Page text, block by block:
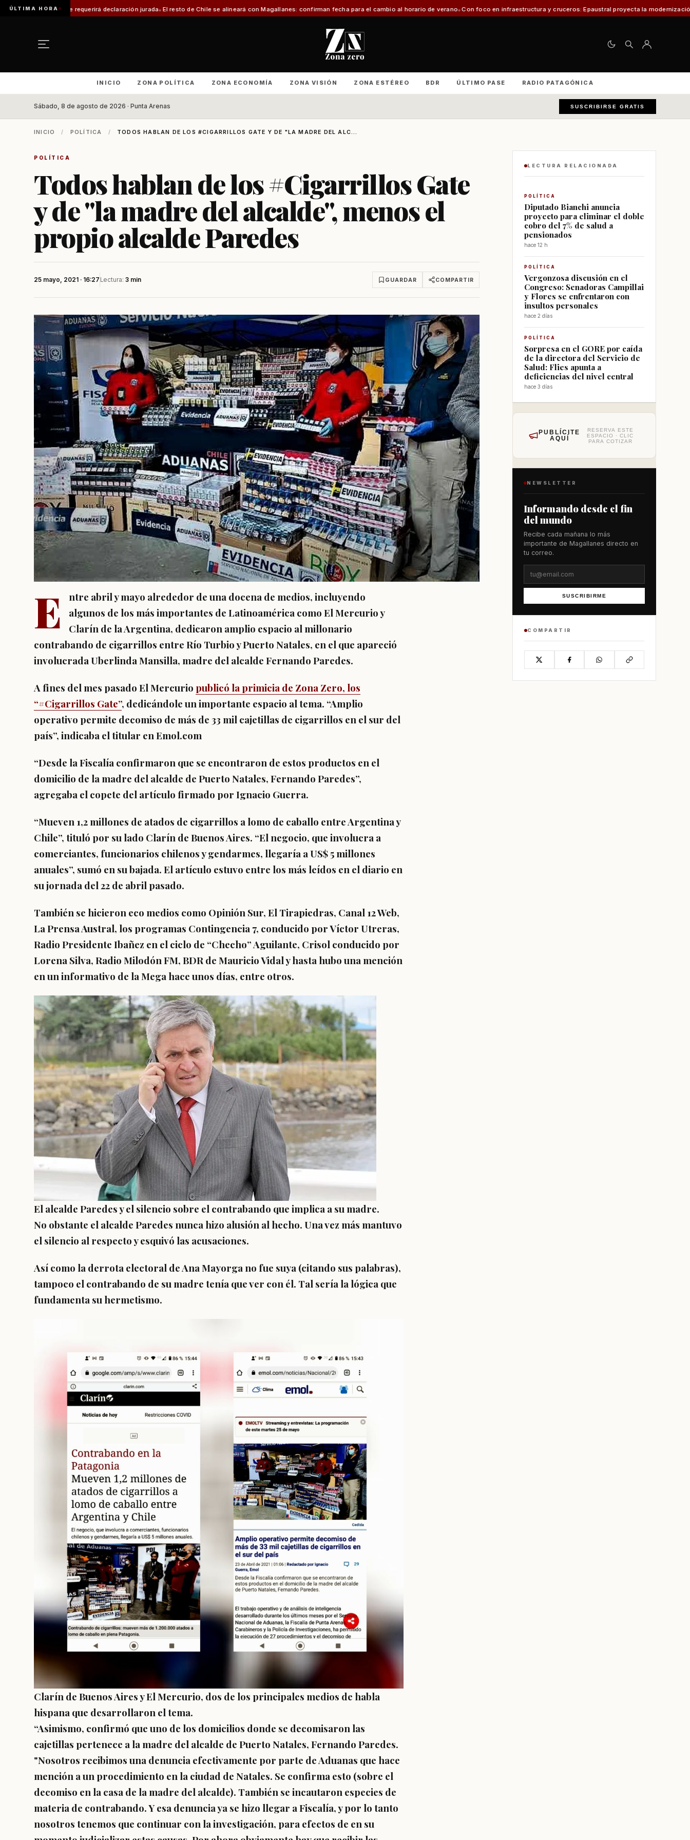
ÚLTIMA HORA
declaración jurada El resto de Chile se alineará con Magallanes: confirman fecha para el cambio al horario de verano Con foco en infraestructura y cruceros: Epaustral proyecta la modernización portuaria para el
INICIO ZONA POLÍTICA ZONA ECONOMÍA ZONA VISIÓN ZONA ESTÉREO BDR ÚLTIMO PASE RADIO PATAGÓNICA
Sábado, 8 de agosto de 2026 · Punta Arenas SUSCRIBIRSE GRATIS
INICIO / POLÍTICA / TODOS HABLAN DE LOS #CIGARRILLOS GATE Y DE "LA MADRE DEL ALC...
POLÍTICA
Todos hablan de los #Cigarrillos Gate
y de "la madre del alcalde", menos el
propio alcalde Paredes
25 mayo, 2021 · 16:27 Lectura: 3 min GUARDAR COMPARTIR
E
ntre abril y mayo alrededor de una docena de medios, incluyendo
algunos de los más importantes de Latinoamérica como El Mercurio y
Clarín de la Argentina, dedicaron amplio espacio al millonario
contrabando de cigarrillos entre Río Turbio y Puerto Natales, en el que apareció
involucrada Uberlinda Mansilla, madre del alcalde Fernando Paredes.
A fines del mes pasado El Mercurio publicó la primicia de Zona Zero, los
“#Cigarrillos Gate”, dedicándole un importante espacio al tema. “Amplio
operativo permite decomiso de más de 33 mil cajetillas de cigarrillos en el sur del
país”, indicaba el titular en Emol.com
“Desde la Fiscalía confirmaron que se encontraron de estos productos en el
domicilio de la madre del alcalde de Puerto Natales, Fernando Paredes”,
agregaba el copete del artículo firmado por Ignacio Guerra.
“Mueven 1,2 millones de atados de cigarrillos a lomo de caballo entre Argentina y
Chile”, tituló por su lado Clarín de Buenos Aires. “El negocio, que involucra a
comerciantes, funcionarios chilenos y gendarmes, llegaría a US$ 5 millones
anuales”, sumó en su bajada. El artículo estuvo entre los más leídos en el diario en
su jornada del 22 de abril pasado.
También se hicieron eco medios como Opinión Sur, El Tirapiedras, Canal 12 Web,
La Prensa Austral, los programas Contingencia 7, conducido por Víctor Utreras,
Radio Presidente Ibañez en el ciclo de “Checho” Aguilante, Crisol conducido por
Lorena Silva, Radio Milodón FM, BDR de Mauricio Vidal y hasta hubo una mención
en un informativo de la Mega hace unos días, entre otros.
El alcalde Paredes y el silencio sobre el contrabando que implica a su madre.
No obstante el alcalde Paredes nunca hizo alusión al hecho. Una vez más mantuvo
el silencio al respecto y esquivó las acusaciones.
Así como la derrota electoral de Ana Mayorga no fue suya (citando sus palabras),
tampoco el contrabando de su madre tenía que ver con él. Tal sería la lógica que
fundamenta su hermetismo.
Clarín de Buenos Aires y El Mercurio, dos de los principales medios de habla
hispana que desarrollaron el tema.
“Asimismo, confirmó que uno de los domicilios donde se decomisaron las
cajetillas pertenece a la madre del alcalde de Puerto Natales, Fernando Paredes.
"Nosotros recibimos una denuncia efectivamente por parte de Aduanas que hace
mención a un procedimiento en la ciudad de Natales. Se confirma esto (sobre el
decomiso en la casa de la madre del alcalde). También se incautaron especies de
materia de contrabando. Y esa denuncia ya se hizo llegar a Fiscalía, y por lo tanto
nosotros tenemos que continuar con la investigación, para efectos de en su
LECTURA RELACIONADA
POLÍTICA
Diputado Bianchi anuncia
proyecto para eliminar el doble
cobro del 7% de salud a
pensionados
hace 12 h
POLÍTICA
Vergonzosa discusión en el
Congreso: Senadoras Campillai
y Flores se enfrentaron con
insultos personales
hace 2 días
POLÍTICA
Sorpresa en el GORE por caída
de la directora del Servicio de
Salud: Flies apunta a
deficiencias del nivel central
hace 3 días
PUBLÍCITE
AQUÍ
RESERVA ESTE
ESPACIO · CLIC
PARA COTIZAR
NEWSLETTER
Informando desde el fin
del mundo
Recibe cada mañana lo más
importante de Magallanes directo en
tu correo.
SUSCRIBIRME
COMPARTIR